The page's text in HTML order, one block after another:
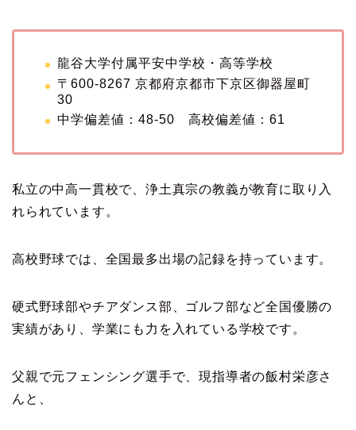
龍谷大学付属平安中学校・高等学校
〒600-8267 京都府京都市下京区御器屋町
30
中学偏差値：48-50 高校偏差値：61
私立の中高一貫校で、浄土真宗の教義が教育に取り入
れられています。
高校野球では、全国最多出場の記録を持っています。
硬式野球部やチアダンス部、ゴルフ部など全国優勝の
実績があり、学業にも力を入れている学校です。
父親で元フェンシング選手で、現指導者の飯村栄彦さ
んと、